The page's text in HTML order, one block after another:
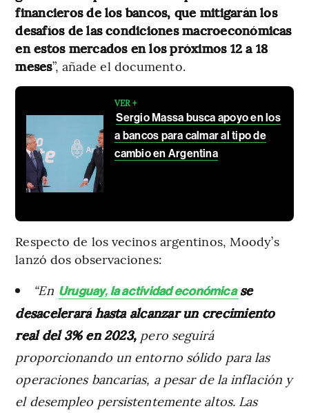
financieros de los bancos, que mitigarán los
desafíos de las condiciones macroeconómicas
en estos mercados en los próximos 12 a 18
meses”, añade el documento.
VER +
Sergio Massa busca apoyo en los
a bancos para calmar al tipo de
cambio en Argentina
Respecto de los vecinos argentinos, Moody’s
lanzó dos observaciones:
“En Uruguay,la actividad económicase
desacelerará hasta alcanzar un crecimiento
real del 3% en 2023, pero seguirá
proporcionando un entorno sólido para las
operaciones bancarias, a pesar de la inflación y
el desempleo persistentemente altos. Las